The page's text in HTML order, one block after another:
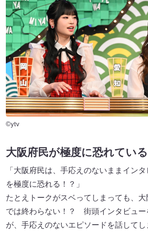
©ytv
大阪府民が極度に恐れてい
「大阪府民は、手応えのないままイン
を極度に恐れる！？」
たとえトークがスベってしまっても、大
では終わらない！？ 街頭インタビュー
が、手応えのないエピソードを話して